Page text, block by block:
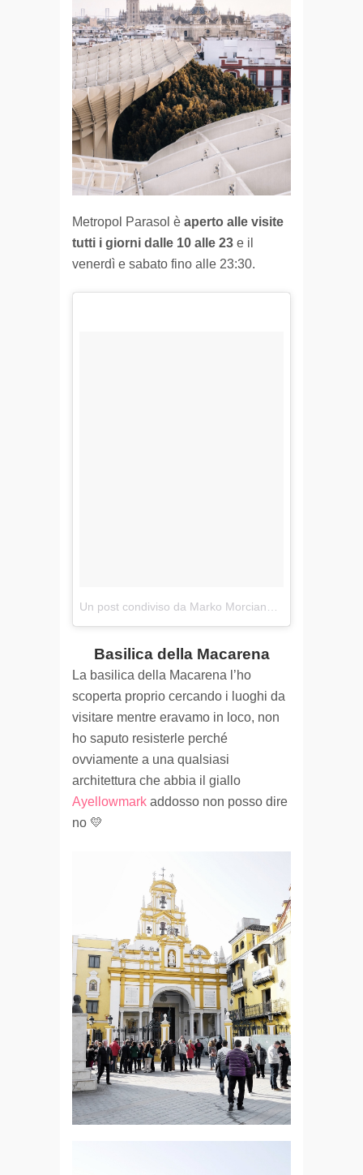
Metropol Parasol è aperto alle visite
tutti i giorni dalle 10 alle 23 e il
venerdì e sabato fino alle 23:30.
Basilica della Macarena
La basilica della Macarena l’ho
scoperta proprio cercando i luoghi da
visitare mentre eravamo in loco, non
ho saputo resisterle perché
ovviamente a una qualsiasi
architettura che abbia il giallo
Ayellowmark addosso non posso dire
no 💛